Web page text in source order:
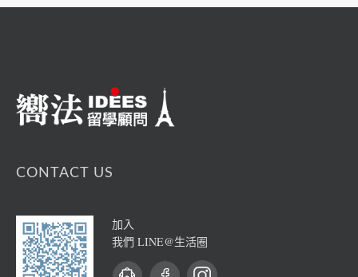
CONTACT US
加入
我們 LINE@生活圈